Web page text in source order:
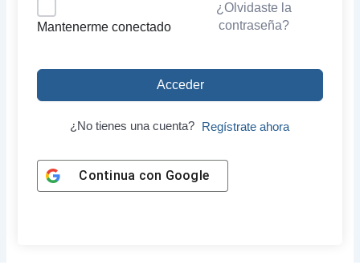
Mantenerme conectado
¿Olvidaste la
contraseña?
Acceder
¿No tienes una cuenta? Regístrate ahora
Continua con Google